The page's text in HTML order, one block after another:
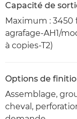
Capacité de
Maximum :
agrafage-AH1/
à copies-T2)
Options de
Assemblage,
cheval,